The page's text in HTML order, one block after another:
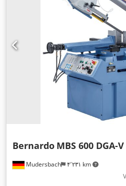
Mudersbach ۴٬۲۳۱ km
Bernardo MBS 600 DGA-